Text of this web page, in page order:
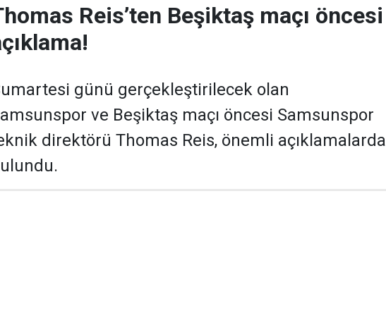
Reis’ten Beşiktaş maçı öncesi
günü gerçekleştirilecek olan
ve Beşiktaş maçı öncesi Samsunspor
direktörü Thomas Reis, önemli açıklamalarda